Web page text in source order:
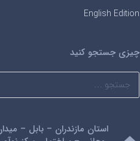
English Edition
چیزی جستجو کنید
جستجو
برای:
استان مازندران – بابل –